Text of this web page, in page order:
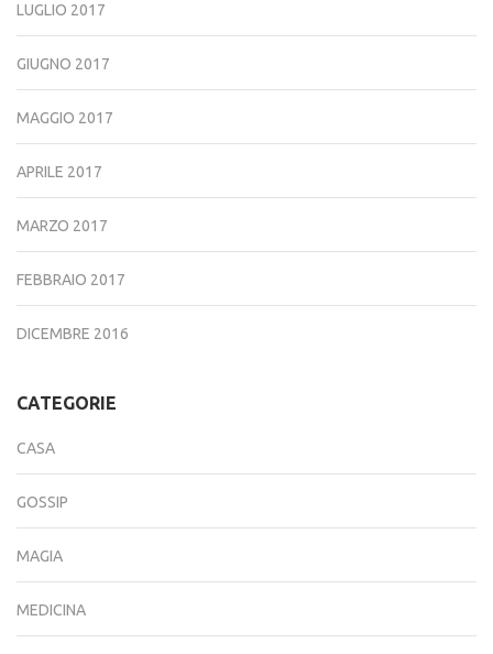
LUGLIO 2017
GIUGNO 2017
MAGGIO 2017
APRILE 2017
MARZO 2017
FEBBRAIO 2017
DICEMBRE 2016
CATEGORIE
CASA
GOSSIP
MAGIA
MEDICINA